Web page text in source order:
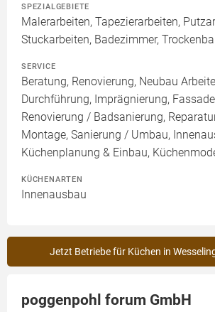
SPEZIALGEBIETE
Malerarbeiten, Tapezierarbeiten,
Stuckarbeiten, Badezimmer,
SERVICE
Beratung, Renovierung, Neubau
Durchführung, Imprägnierung,
Renovierung / Badsanierung,
Montage, Sanierung / Umbau,
Küchenplanung & Einbau,
KÜCHENARTEN
Innenausbau
Jetzt Betriebe für Küchen in
poggenpohl forum GmbH